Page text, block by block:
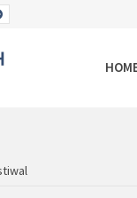
SET
LARGER